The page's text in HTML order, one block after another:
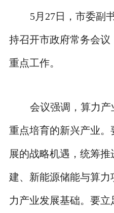
5月27日，市委副
持召开市政府常务会
重点工作。
会议强调，算力产
重点培育的新兴产业
展的战略机遇，统筹
建、新能源储能与算
力产业发展基础。要